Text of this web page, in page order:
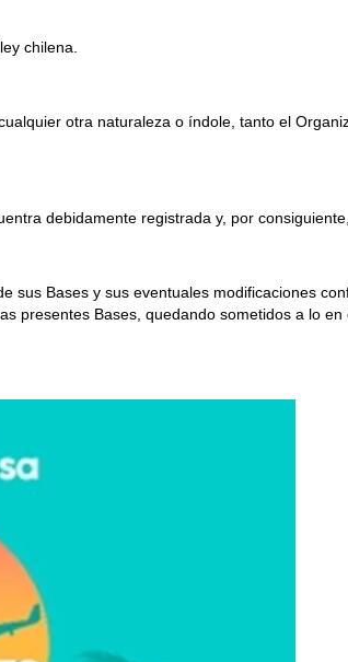
chilena.
otra naturaleza o índole, tanto el
debidamente registrada y, por
sus Bases y sus eventuales modificaciones
presentes Bases, quedando sometidos a lo en